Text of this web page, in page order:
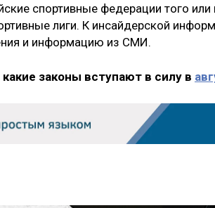
спортивные федерации того или
лиги. К инсайдерской
и информацию из СМИ.
законы вступают в силу в